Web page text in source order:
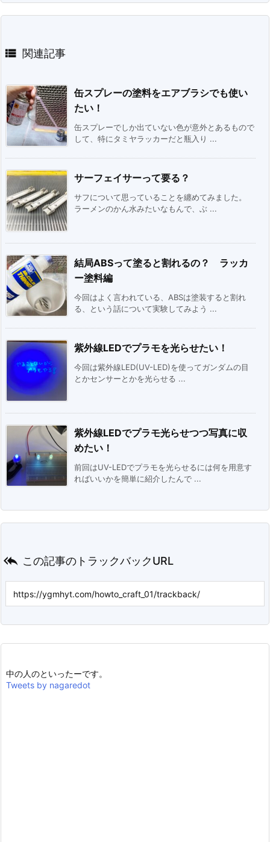
 関連記事
缶スプレーの塗料をエアブラシでも使い
たい！
缶スプレーでしか出ていない色が意外とあるもので
して、特にタミヤラッカーだと瓶入り ...
サーフェイサーって要る？
サフについて思っていることを纏めてみました。
ラーメンのかん水みたいなもんで、ぶ ...
結局ABSって塗ると割れるの？ ラッカ
ー塗料編
今回はよく言われている、ABSは塗装すると割れ
る、という話について実験してみよう ...
紫外線LEDでプラモを光らせたい！
今回は紫外線LED(UV-LED)を使ってガンダムの目
とかセンサーとかを光らせる ...
紫外線LEDでプラモ光らせつつ写真に収
めたい！
前回はUV-LEDでプラモを光らせるには何を用意す
ればいいかを簡単に紹介したんで ...
 この記事のトラックバックURL
中の人のといったーです。
Tweets by nagaredot